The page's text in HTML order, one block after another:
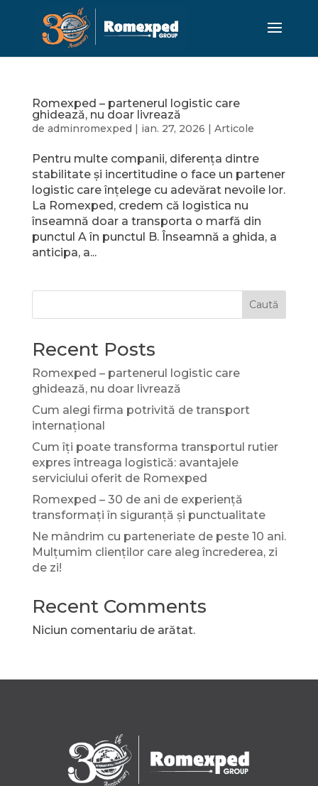
Romexped – partenerul logistic care
ghidează, nu doar livrează
de adminromexped | ian. 27, 2026 | Articole
Pentru multe companii, diferența dintre
stabilitate și incertitudine o face un partener
logistic care înțelege cu adevărat nevoile lor.
La Romexped, credem că logistica nu
înseamnă doar a transporta o marfă din
punctul A în punctul B. Înseamnă a ghida, a
anticipa, a...
Caută
Recent Posts
Romexped – partenerul logistic care
ghidează, nu doar livrează
Cum alegi firma potrivită de transport
internațional
Cum îți poate transforma transportul rutier
expres întreaga logistică: avantajele
serviciului oferit de Romexped
Romexped – 30 de ani de experiență
transformați în siguranță și punctualitate
Ne mândrim cu parteneriate de peste 10 ani.
Mulțumim clienților care aleg încrederea, zi
de zi!
Recent Comments
Niciun comentariu de arătat.